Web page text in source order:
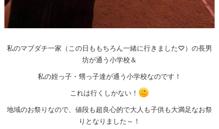
私のマブダチ一家（この日ももちろん一緒に行きました♡）の長男
坊が通う小学校＆
私の姪っ子・甥っ子達が通う小学校なのです！
これは行くしかない！
地域のお祭りなので、値段も超良心的で大人も子供も大満足なお祭
りとなりました～！